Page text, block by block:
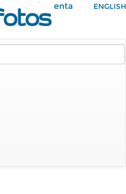
Mi Cuenta ENGLISH